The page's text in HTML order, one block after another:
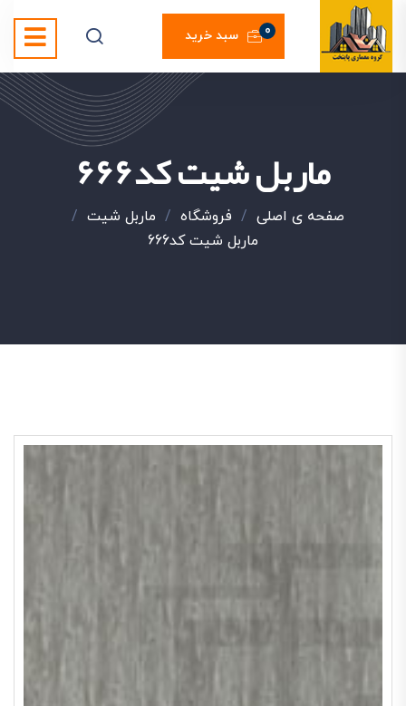
سبد خرید 0
ماربل شیت کد666
صفحه ی اصلی / فروشگاه / ماربل شیت /
ماربل شیت کد666